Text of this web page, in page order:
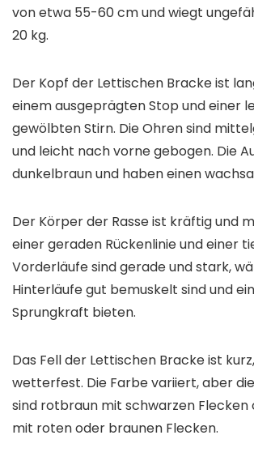
von etwa 55-60 cm und wiegt
20 kg.
Der Kopf der Lettischen Bracke ist
einem ausgeprägten Stop und einer
gewölbten Stirn. Die Ohren sind
und leicht nach vorne gebogen. Die
dunkelbraun und haben einen
Der Körper der Rasse ist kräftig und
einer geraden Rückenlinie und einer
Vorderläufe sind gerade und stark,
Hinterläufe gut bemuskelt sind und
Sprungkraft bieten.
Das Fell der Lettischen Bracke ist
wetterfest. Die Farbe variiert, aber
sind rotbraun mit schwarzen Flecken
mit roten oder braunen Flecken.